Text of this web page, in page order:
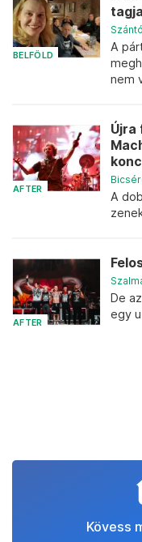
BELFÖLD
A
nem
AFTER
Újra
A
AFTER
De
egy
Kövess